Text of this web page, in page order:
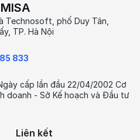
Technosoft, phố Duy Tân,
TP. Hà Nội
833
cấp lần đầu 22/04/2002 Cơ
doanh - Sở Kế hoạch và Đầu tư
Liên kết